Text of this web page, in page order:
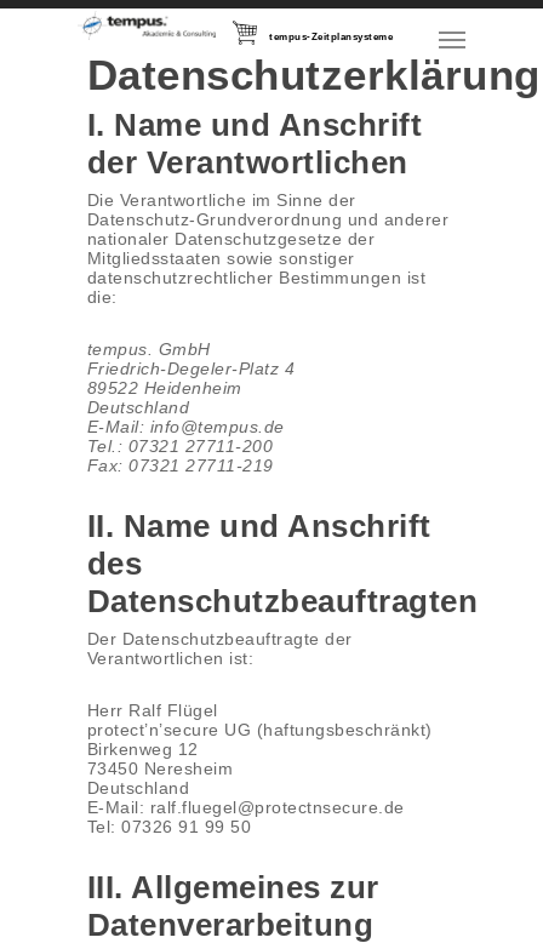
tempus-Zeitplansysteme
Datenschutzerklärung
I. Name und Anschrift
der Verantwortlichen
Die Verantwortliche im Sinne der
Datenschutz-Grundverordnung und anderer
nationaler Datenschutzgesetze der
Mitgliedsstaaten sowie sonstiger
datenschutzrechtlicher Bestimmungen ist
die:
tempus. GmbH
Friedrich-Degeler-Platz 4
89522 Heidenheim
Deutschland
E-Mail: info@tempus.de
Tel.: 07321 27711-200
Fax: 07321 27711-219
II. Name und Anschrift
des
Datenschutzbeauftragten
Der Datenschutzbeauftragte der
Verantwortlichen ist:
Herr Ralf Flügel
protect’n’secure UG (haftungsbeschränkt)
Birkenweg 12
73450 Neresheim
Deutschland
E-Mail: ralf.fluegel@protectnsecure.de
Tel: 07326 91 99 50
III. Allgemeines zur
Datenverarbeitung